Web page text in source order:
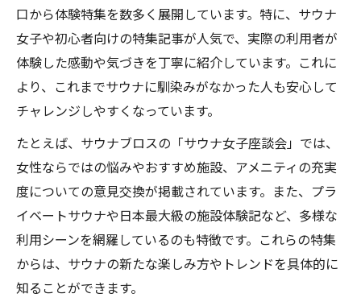
口から体験特集を数多く展開しています。特に、サウナ
女子や初心者向けの特集記事が人気で、実際の利用者が
体験した感動や気づきを丁寧に紹介しています。これに
より、これまでサウナに馴染みがなかった人も安心して
チャレンジしやすくなっています。
たとえば、サウナブロスの「サウナ女子座談会」では、
女性ならではの悩みやおすすめ施設、アメニティの充実
度についての意見交換が掲載されています。また、プラ
イベートサウナや日本最大級の施設体験記など、多様な
利用シーンを網羅しているのも特徴です。これらの特集
からは、サウナの新たな楽しみ方やトレンドを具体的に
知ることができます。